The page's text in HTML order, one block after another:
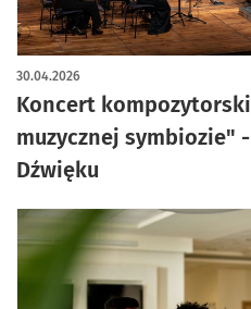
Koncert
muzycznej symbiozie"
Dźwięku
30.04.2026